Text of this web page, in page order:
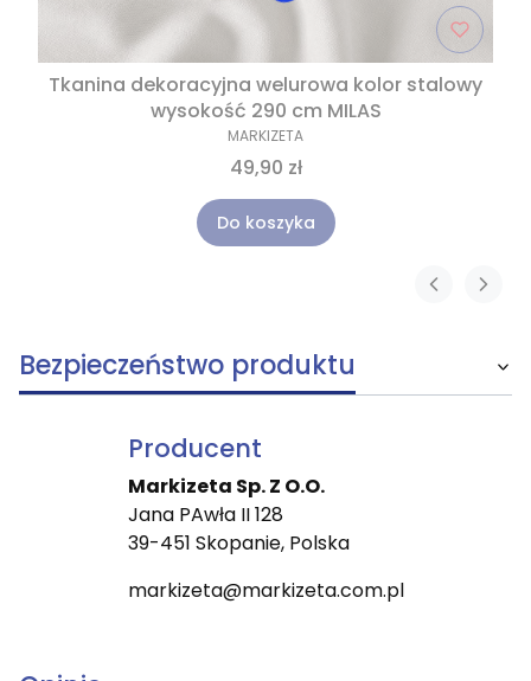
Tkanina dekoracyjna welurowa kolor stalowy
wysokość 290 cm MILAS
MARKIZETA
49,90 zł
Do koszyka
Bezpieczeństwo produktu
Producent
Markizeta Sp. Z O.O.
Jana PAwła II 128
39-451 Skopanie, Polska
markizeta@markizeta.com.pl